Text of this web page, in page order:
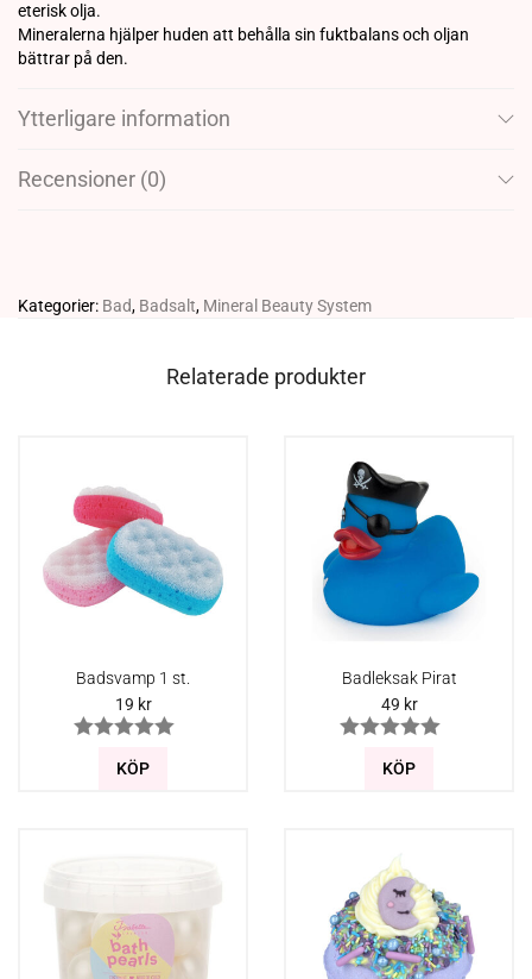
eterisk olja.
Mineralerna hjälper huden att behålla sin fuktbalans och oljan
bättrar på den.
Ytterligare information
Recensioner (0)
Kategorier: Bad, Badsalt, Mineral Beauty System
Relaterade produkter
Badsvamp 1 st.
19 kr
KÖP
Badleksak Pirat
49 kr
KÖP